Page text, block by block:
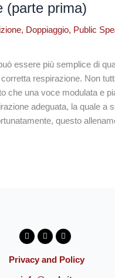
(parte prima)
, Doppiaggio, Public
essere più semplice di
respirazione. Non
che una voce modulata e
adeguata, la quale a
questo
FacebookInstagramYoutube
Privacy and Policy